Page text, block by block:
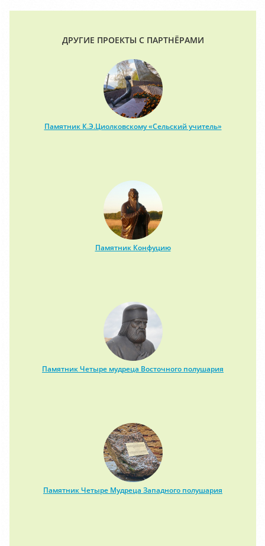
ДРУГИЕ ПРОЕКТЫ С ПАРТНЁРАМИ
Памятник К.Э.Циолковскому «Сельский учитель»
Памятник Конфуцию
Памятник Четыре мудреца Восточного полушария
Памятник Четыре Мудреца Западного полушария